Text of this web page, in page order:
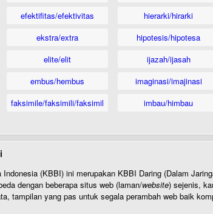
efektifitas/efektivitas
ekstra/extra
elite/elit
embus/hembus
faksimile/faksimili/faksimil
hierarki/hirarki
hipotesis/hipotesa
ijazah/ijasah
imaginasi/imajinasi
imbau/himbau
(KBBI) ini merupakan KBBI Daring (Dalam
dengan beberapa situs web (laman/website) sejenis,
tampilan yang pas untuk segala perambah web baik